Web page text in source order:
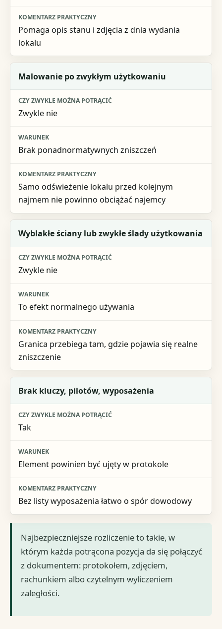
Pomaga opis stanu i zdjęcia z dnia wydania
lokalu
Malowanie po zwykłym użytkowaniu
Zwykle nie
Brak ponadnormatywnych zniszczeń
Samo odświeżenie lokalu przed kolejnym
najmem nie powinno obciążać najemcy
Wyblakłe ściany lub zwykłe ślady użytkowania
Zwykle nie
To efekt normalnego używania
Granica przebiega tam, gdzie pojawia się realne
zniszczenie
Brak kluczy, pilotów, wyposażenia
Tak
Element powinien być ujęty w protokole
Bez listy wyposażenia łatwo o spór dowodowy
Najbezpieczniejsze rozliczenie to takie, w
którym każda potrącona pozycja da się połączyć
z dokumentem: protokołem, zdjęciem,
rachunkiem albo czytelnym wyliczeniem
zaległości.